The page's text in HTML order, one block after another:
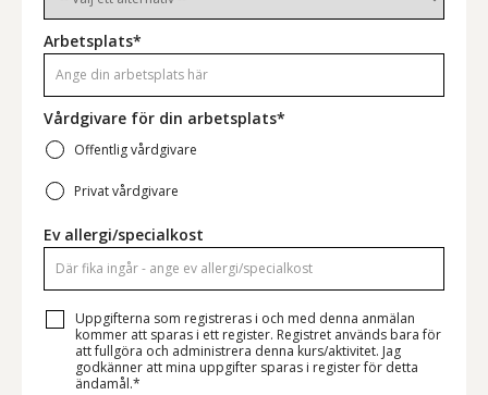
Arbetsplats*
Vårdgivare för din arbetsplats*
Offentlig vårdgivare
Privat vårdgivare
Ev allergi/specialkost
Uppgifterna som registreras i och med denna anmälan
kommer att sparas i ett register. Registret används bara för
att fullgöra och administrera denna kurs/aktivitet. Jag
godkänner att mina uppgifter sparas i register för detta
ändamål.*